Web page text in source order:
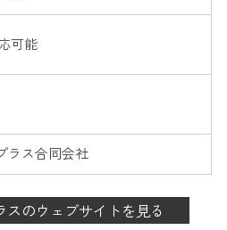
可能
ラス合同会社
スのウェブサイトを見る